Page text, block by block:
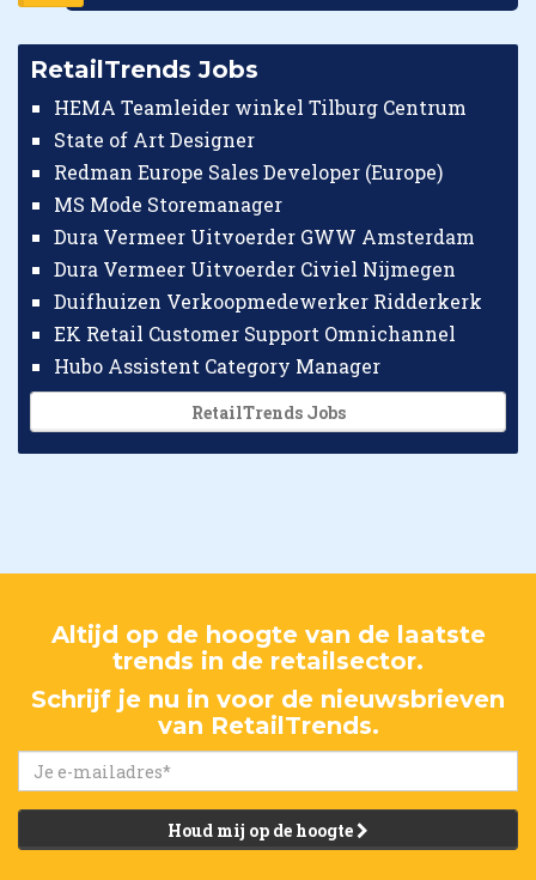
RetailTrends Jobs
HEMA Teamleider winkel Tilburg Centrum
State of Art Designer
Redman Europe Sales Developer (Europe)
MS Mode Storemanager
Dura Vermeer Uitvoerder GWW Amsterdam
Dura Vermeer Uitvoerder Civiel Nijmegen
Duifhuizen Verkoopmedewerker Ridderkerk
EK Retail Customer Support Omnichannel
Hubo Assistent Category Manager
RetailTrends Jobs
Altijd op de hoogte van de laatste
trends in de retailsector.
Schrijf je nu in voor de nieuwsbrieven
van RetailTrends.
Houd mij op de hoogte